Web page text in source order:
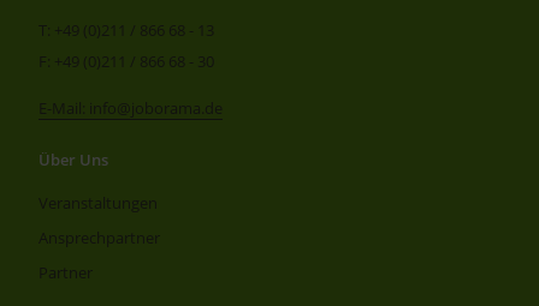
T: +49 (0)211 / 866 68 - 13
F: +49 (0)211 / 866 68 - 30
E-Mail: info@joborama.de
Über Uns
Veranstaltungen
Ansprechpartner
Partner